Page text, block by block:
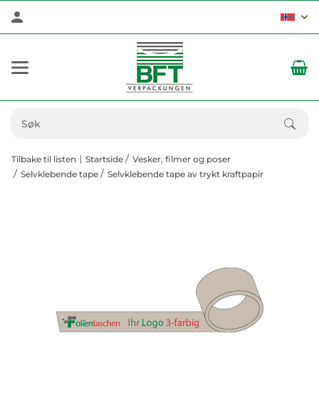
Tilbake til listen Startside
Vesker, filmer og poser
Selvklebende tape
Selvklebende tape av trykt kraftpapir